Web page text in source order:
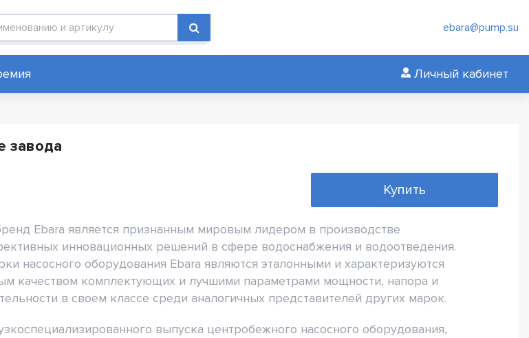
ebara@pump.su
Личный кабинет
завода
Купить
Ebara является признанным мировым лидером в производстве
инновационных решений в сфере водоснабжения и водоотведения.
насосного оборудования Ebara являются эталонными и характеризуются
качеством комплектующих и лучшими параметрами мощности, напора и
в своем классе среди аналогичных представителей других марок.
выпуска центробежного насосного оборудования,